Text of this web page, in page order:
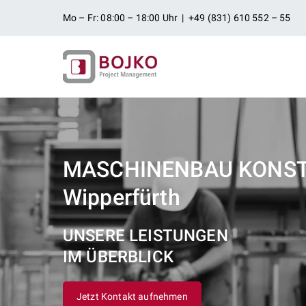
Mo – Fr: 08:00 – 18:00 Uhr | +49 (831) 610 552 – 55
MASCHINENBAU
Wipperfürth
UNSERE LEISTUNGEN
IM ÜBERBLICK
Jetzt Kontakt aufnehmen